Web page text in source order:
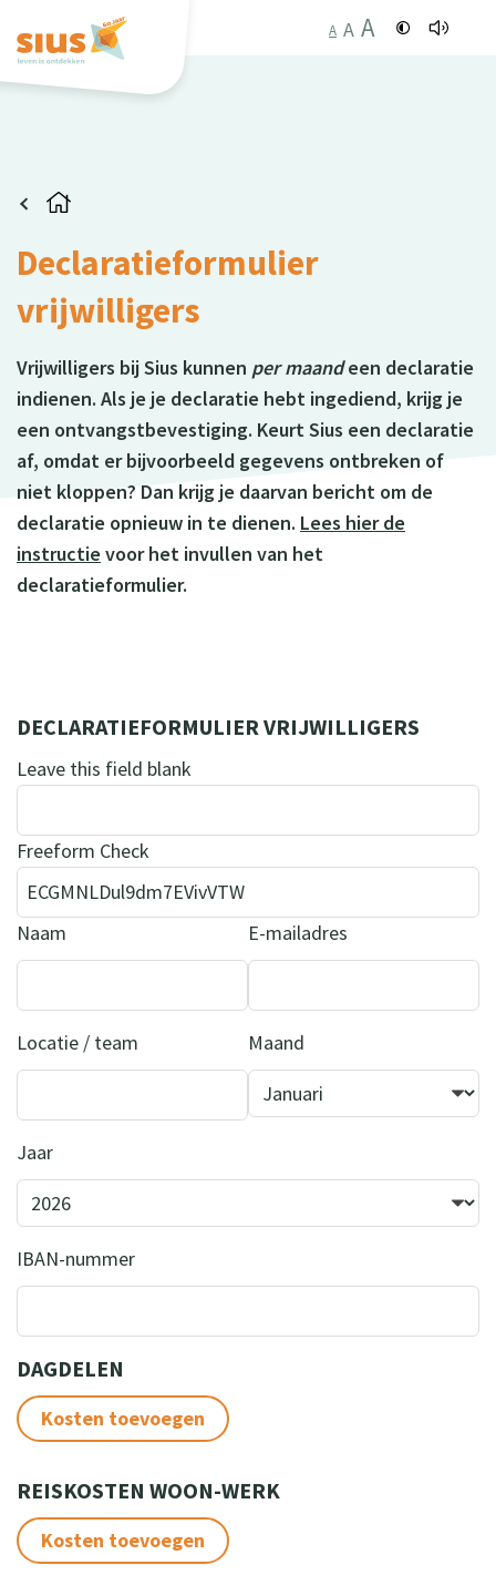
A A A
Declaratieformulier
vrijwilligers
Vrijwilligers bij Sius kunnen per maandeen declaratie
indienen. Als je je declaratie hebt ingediend, krijg je
een ontvangstbevestiging. Keurt Sius een declaratie
af, omdat er bijvoorbeeld gegevens ontbreken of
niet kloppen? Dan krijg je daarvan bericht om de
declaratie opnieuw in te dienen. Lees hier de
instructie voor het invullen van het
declaratieformulier.
DECLARATIEFORMULIER VRIJWILLIGERS
Leave this field blank
Freeform Check
Naam E-mailadres
Locatie / team Maand
Jaar
IBAN-nummer
DAGDELEN
Kosten toevoegen
REISKOSTEN WOON-WERK
Kosten toevoegen